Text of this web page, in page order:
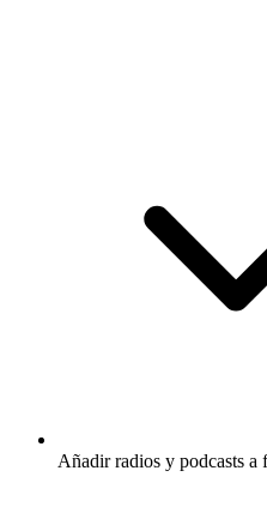
Añadir radios y podcasts a